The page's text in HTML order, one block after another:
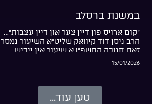
במשנת ברסלב
“קום ארויס פון דיין צער און דיין עצבות”…
הרב ניסן דוד קיוואק שליט”א השיעור נמסר
זאת חנוכה התשפ”ו א שיעור אין יידיש
15/01/2026
טען עוד...